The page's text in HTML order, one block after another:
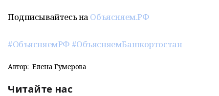
Подписывайтесь на Объясняем.РФ
#ОбъясняемРФ #ОбъясняемБашкортостан
Автор: Елена Гумерова
Читайте нас